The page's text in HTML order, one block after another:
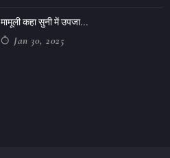
मामूली कहा सुनी में उपजा...
Jan 30, 2025